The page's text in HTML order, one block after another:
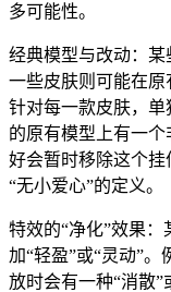
多可能性。
经典模型与改动：
一些皮肤则可能在
针对每一款皮肤，
的原有模型上有一
好会暂时移除这个
“无小爱心”的定义。
特效的“净化”效果
加“轻盈”或“灵动”
放时会有一种“消散